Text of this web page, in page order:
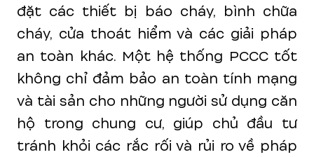
đặt các thiết bị báo cháy, bình chữa
cháy, cửa thoát hiểm và các giải pháp
an toàn khác. Một hệ thống PCCC tốt
không chỉ đảm bảo an toàn tính mạng
và tài sản cho những người sử dụng căn
hộ trong chung cư, giúp chủ đầu tư
tránh khỏi các rắc rối và rủi ro về pháp